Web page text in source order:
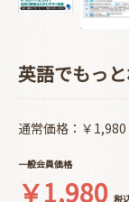
英語でもっ
通常価格：￥1,980
一般会員価格
￥1,980 税